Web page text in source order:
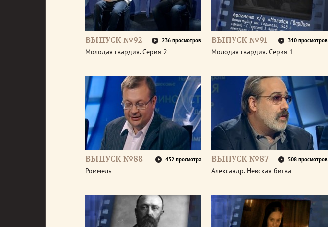
ВЫПУСК №92 236 просмотров
Молодая гвардия. Серия 2
ВЫПУСК №91 310 просмотров
Молодая гвардия. Серия 1
ВЫПУСК №88 432 просмотра
Роммель
ВЫПУСК №87 508 просмотров
Александр. Невская битва